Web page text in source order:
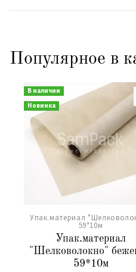
Популярное в
В наличии
Новинка
Упак.материал
59*10м
Упак.материал
"Шелковолокно"
59*10м